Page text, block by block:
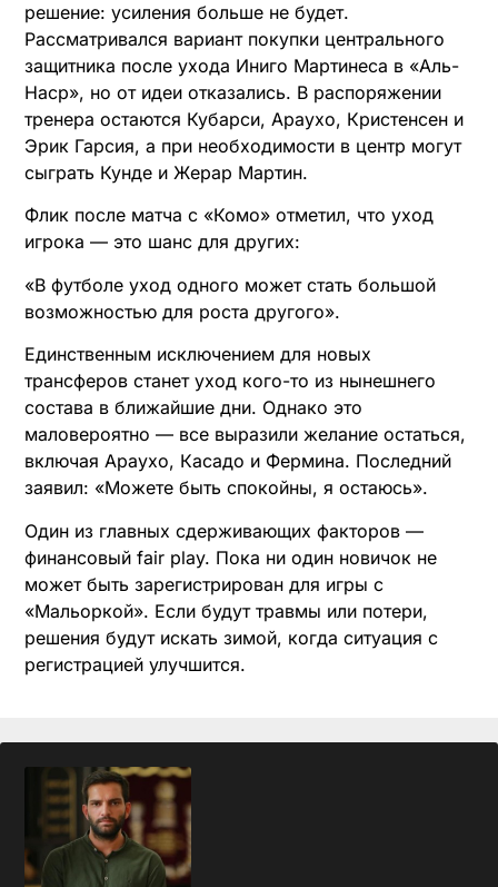
решение: усиления больше не будет.
Рассматривался вариант покупки центрального
защитника после ухода Иниго Мартинеса в «Аль-
Наср», но от идеи отказались. В распоряжении
тренера остаются Кубарси, Араухо, Кристенсен и
Эрик Гарсия, а при необходимости в центр могут
сыграть Кунде и Жерар Мартин.
Флик после матча с «Комо» отметил, что уход
игрока — это шанс для других:
«В футболе уход одного может стать большой
возможностью для роста другого».
Единственным исключением для новых
трансферов станет уход кого-то из нынешнего
состава в ближайшие дни. Однако это
маловероятно — все выразили желание остаться,
включая Араухо, Касадо и Фермина. Последний
заявил: «Можете быть спокойны, я остаюсь».
Один из главных сдерживающих факторов —
финансовый fair play. Пока ни один новичок не
может быть зарегистрирован для игры с
«Мальоркой». Если будут травмы или потери,
решения будут искать зимой, когда ситуация с
регистрацией улучшится.